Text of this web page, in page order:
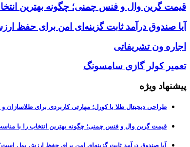
قیمت گرین وال و فنس چمنی؛ چگونه بهترین
آیا صندوق درآمد ثابت گزینه‌ای امن برای حفظ
اجاره ون تشریفاتی
تعمیر کولر گازی سامسونگ
پیشنهاد ویژه
طراحی دیجیتال طلا با کورل؛ مهارتی کاربردی برای طلاسازان و
قیمت گرین وال و فنس چمنی؛ چگونه بهترین انتخاب را با
آیا صندوق درآمد ثابت گزینه‌ای امن برای حفظ ارزش پول